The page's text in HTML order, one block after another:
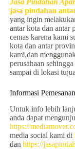
jasa pindahan
yang ingin
antar kota dan antar
cemas karena kami
kota dan antar
kami,dan
perusahaan
sampai di lokasi
Informasi Pemesanan
Untuk info lebih
anda dapat
https://
media social kami di
dan https://